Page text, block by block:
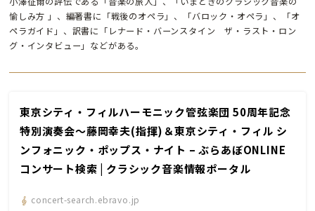
愉しみ方 」、編著書に「戦後のオペラ」、「バロック・オペラ」、「オ
ペラガイド」、訳書に「レナード・バーンスタイン ザ・ラスト・ロン
グ・インタビュー」などがある。
東京シティ・フィルハーモニック管弦楽団 50周年記念
特別演奏会～藤岡幸夫(指揮)＆東京シティ・フィル シ
ンフォニック・ポップス・ナイト – ぶらあぼONLINE
コンサート検索 | クラシック音楽情報ポータル
concert-search.ebravo.jp